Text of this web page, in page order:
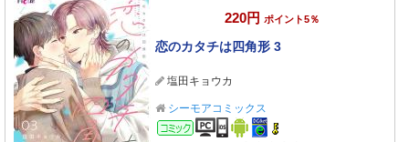
220円 ポイント5％
恋のカタチは四角形 3
塩田キョウカ
シーモアコミックス
コミック